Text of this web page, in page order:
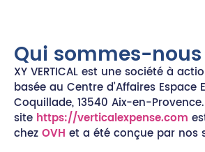
Qui sommes-
XY VERTICAL est une société à
basée au Centre d’Affaires Espace
Coquillade, 13540 Aix-en-Provence
site https://verticalexpense.com
chez OVH et a été conçue par nos